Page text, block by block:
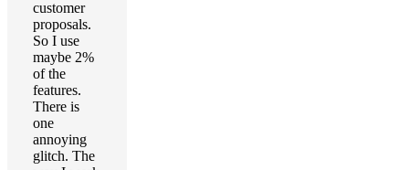
customer
proposals.
So I use
maybe 2%
of the
features.
There is
one
annoying
glitch. The